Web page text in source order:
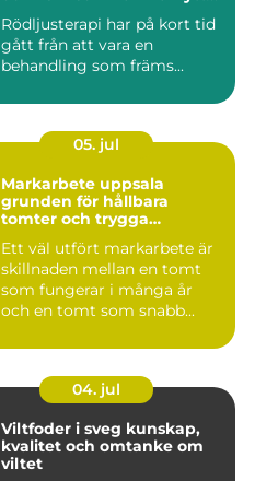
Rödljusterapi har på kort tid
gått från att vara en
behandling som främs...
05. jul
Markarbete uppsala
grunden för hållbara
tomter och trygga
Ett väl utfört markarbete är
skillnaden mellan en tomt
som fungerar i många år
och en tomt som snabb...
04. jul
Viltfoder i sveg kunskap,
kvalitet och omtanke om
viltet